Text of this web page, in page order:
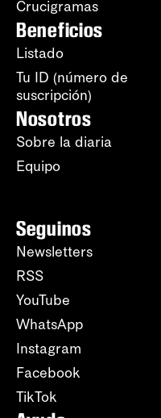
Crucigramas
Beneficios
Listado
Tu ID (número de
suscripción)
Nosotros
Sobre la diaria
Equipo
Seguinos
Newsletters
RSS
YouTube
WhatsApp
Instagram
Facebook
TikTok